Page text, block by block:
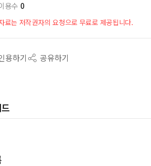
용수 0
료는 저작권자의 요청으로 무료로 제공됩니다.
용하기 공유하기